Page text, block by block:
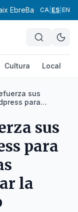
EbreBaix Empordà
CA ES EN
Cultura Local
sus
para
de su web
sus
para
la